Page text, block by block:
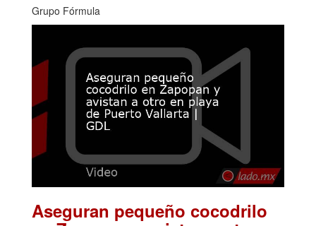
Grupo Fórmula
Aseguran pequeño cocodrilo